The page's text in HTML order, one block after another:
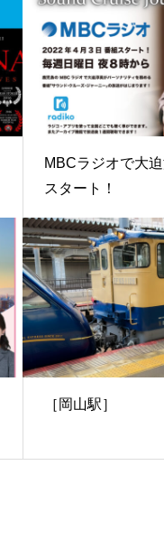
MBCラジオで大
スタート！
［岡山駅］